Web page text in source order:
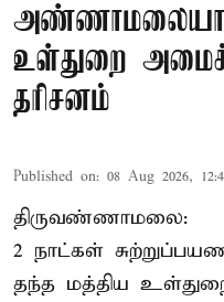
உள்துறை
தரிசனம்
Published on: 08 Aug 2026,
திருவண்ணாமலை:
2 நாட்கள்
தந்த மத்திய